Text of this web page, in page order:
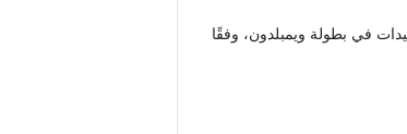
في بطولة ويمبلدون، وفقًا